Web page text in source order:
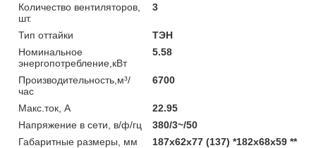
Количество вентиляторов,
шт.
3
Тип оттайки
ТЭН
Номинальное
энергопотребление,кВт
5.58
Производительность,м³/
час
6700
Макс.ток, А
22.95
Напряжение в сети, в/ф/гц
380/3~/50
Габаритные размеры, мм
187х62х77 (137) *182х68х59 **